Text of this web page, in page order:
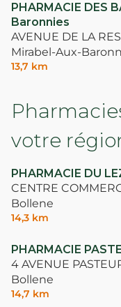
PHARMACIE DES
Baronnies
AVENUE DE LA
Mirabel-Aux-
13,7 km
votre
PHARMACIE DU
CENTRE
Bollene
14,3 km
PHARMACIE
4 AVENUE
Bollene
14,7 km